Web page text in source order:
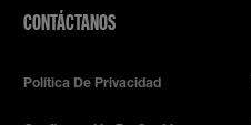
CONTÁCTANOS
Política De Privacidad